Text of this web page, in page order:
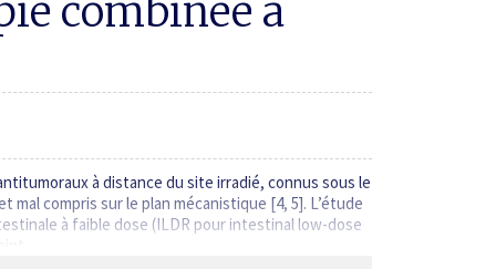
combinée à
à distance du site irradié, connus sous le
­compris sur le plan mécanistique [4, 5]. L’étude
à faible dose (ILDR pour intestinal low-dose